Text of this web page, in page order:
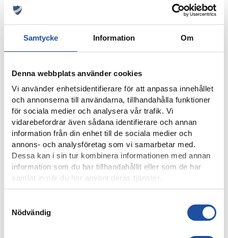
Samtycke Information Om
Denna webbplats använder cookies
Vi använder enhetsidentifierare för att anpassa innehållet
och annonserna till användarna, tillhandahålla funktioner
för sociala medier och analysera vår trafik. Vi
vidarebefordrar även sådana identifierare och annan
information från din enhet till de sociala medier och
annons- och analysföretag som vi samarbetar med.
Dessa kan i sin tur kombinera informationen med annan
information som du har tillhandahållit eller som de har
samlat in när du har använt deras tjänster.
Nödvändig
4 AUGUSTI, 2026
ÅRSKORTARE: HÄMTA UT ERA KAMRATBILJETTER!